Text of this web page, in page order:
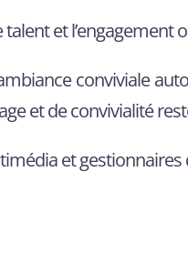
et l’engagement
conviviale
et de convivialité
et